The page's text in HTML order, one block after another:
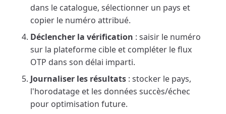
dans le catalogue, sélectionner un pays et
copier le numéro attribué.
Déclencher la vérification : saisir le numéro
sur la plateforme cible et compléter le flux
OTP dans son délai imparti.
Journaliser les résultats : stocker le pays,
l'horodatage et les données succès/échec
pour optimisation future.